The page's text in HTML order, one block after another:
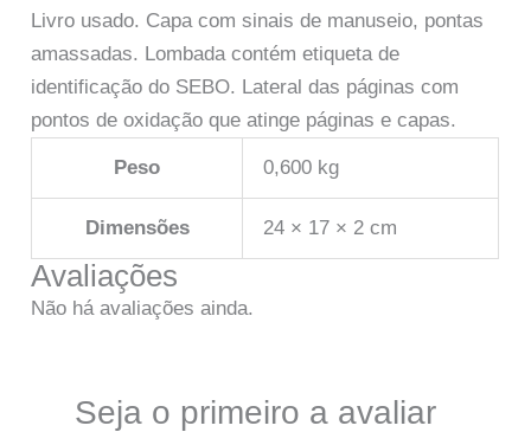
Livro usado. Capa com sinais de manuseio, pontas
amassadas. Lombada contém etiqueta de
identificação do SEBO. Lateral das páginas com
pontos de oxidação que atinge páginas e capas.
Peso 0,600 kg
Dimensões 24 × 17 × 2 cm
Avaliações
Não há avaliações ainda.
Seja o primeiro a avaliar